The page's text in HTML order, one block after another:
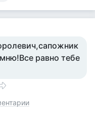
равно тебе